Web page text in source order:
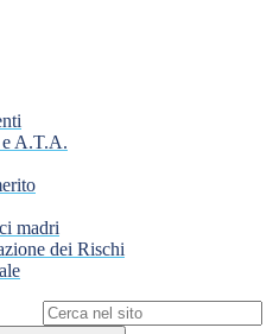
A.T.A.
madri
dei Rischi